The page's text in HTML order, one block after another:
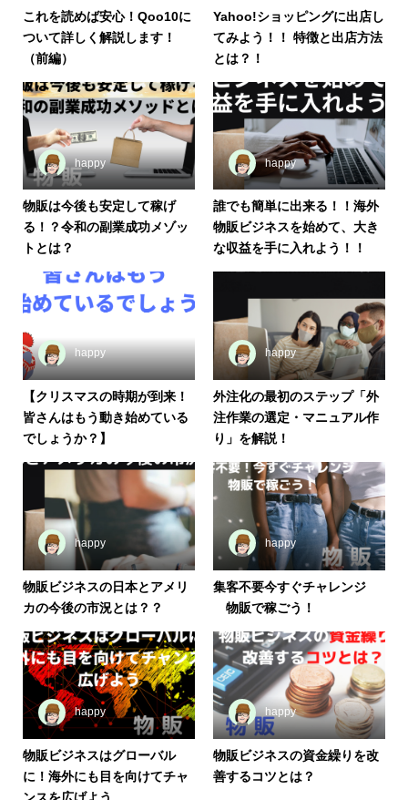
これを読めば安心！Qoo10に
ついて詳しく解説します！
（前編）
Yahoo!ショッピングに出店し
てみよう！！ 特徴と出店方法
とは？！
happy
物販は今後も安定して稼げ
る！？令和の副業成功メゾッ
トとは？
happy
誰でも簡単に出来る！！海外
物販ビジネスを始めて、大き
な収益を手に入れよう！！
happy
【クリスマスの時期が到来！
皆さんはもう動き始めている
でしょうか？】
happy
外注化の最初のステップ「外
注作業の選定・マニュアル作
り」を解説！
happy
物販ビジネスの日本とアメリ
カの今後の市況とは？？
happy
集客不要今すぐチャレンジ
物販で稼ごう！
happy
物販ビジネスはグローバル
に！海外にも目を向けてチャ
happy
物販ビジネスの資金繰りを改
善するコツとは？